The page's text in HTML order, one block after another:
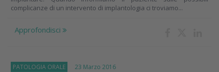
complicanze di un intervento di implantologia ci troviamo...
Approfondisci
PATOLOGIA ORALE 23 Marzo 2016